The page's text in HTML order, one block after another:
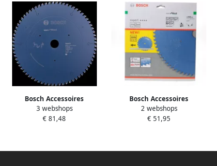
Bosch Accessoires
Cirkelzaagblad expert for
Wood 305x30x2.4 1.8x72 T
3 webshops
€ 81,48
Bosch Accessoires
Cirkelzaagblad expert for
Wood 210x30x2.4 1.8x48 T
2 webshops
€ 51,95